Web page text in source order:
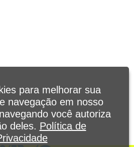
para melhorar sua
navegação em nosso
você autoriza
deles. Política de